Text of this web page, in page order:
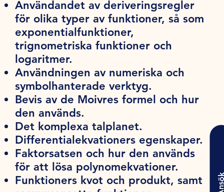
Användandet av deriveringsregler
för olika typer av funktioner, så som
exponentialfunktioner,
trignometriska funktioner och
logaritmer.
Användningen av numeriska och
symbolhanterade verktyg.
Bevis av de Moivres formel och hur
den används.
Det komplexa talplanet.
Differentialekvationers egenskaper.
Faktorsatsen och hur den används
för att lösa polynomekvationer.
Funktioners kvot och produkt, samt